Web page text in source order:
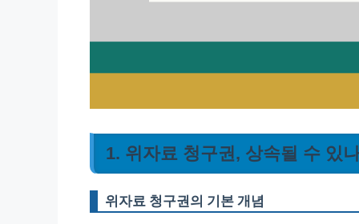
1. 위자료 청구권, 상속될 수 있
위자료 청구권의 기본 개념